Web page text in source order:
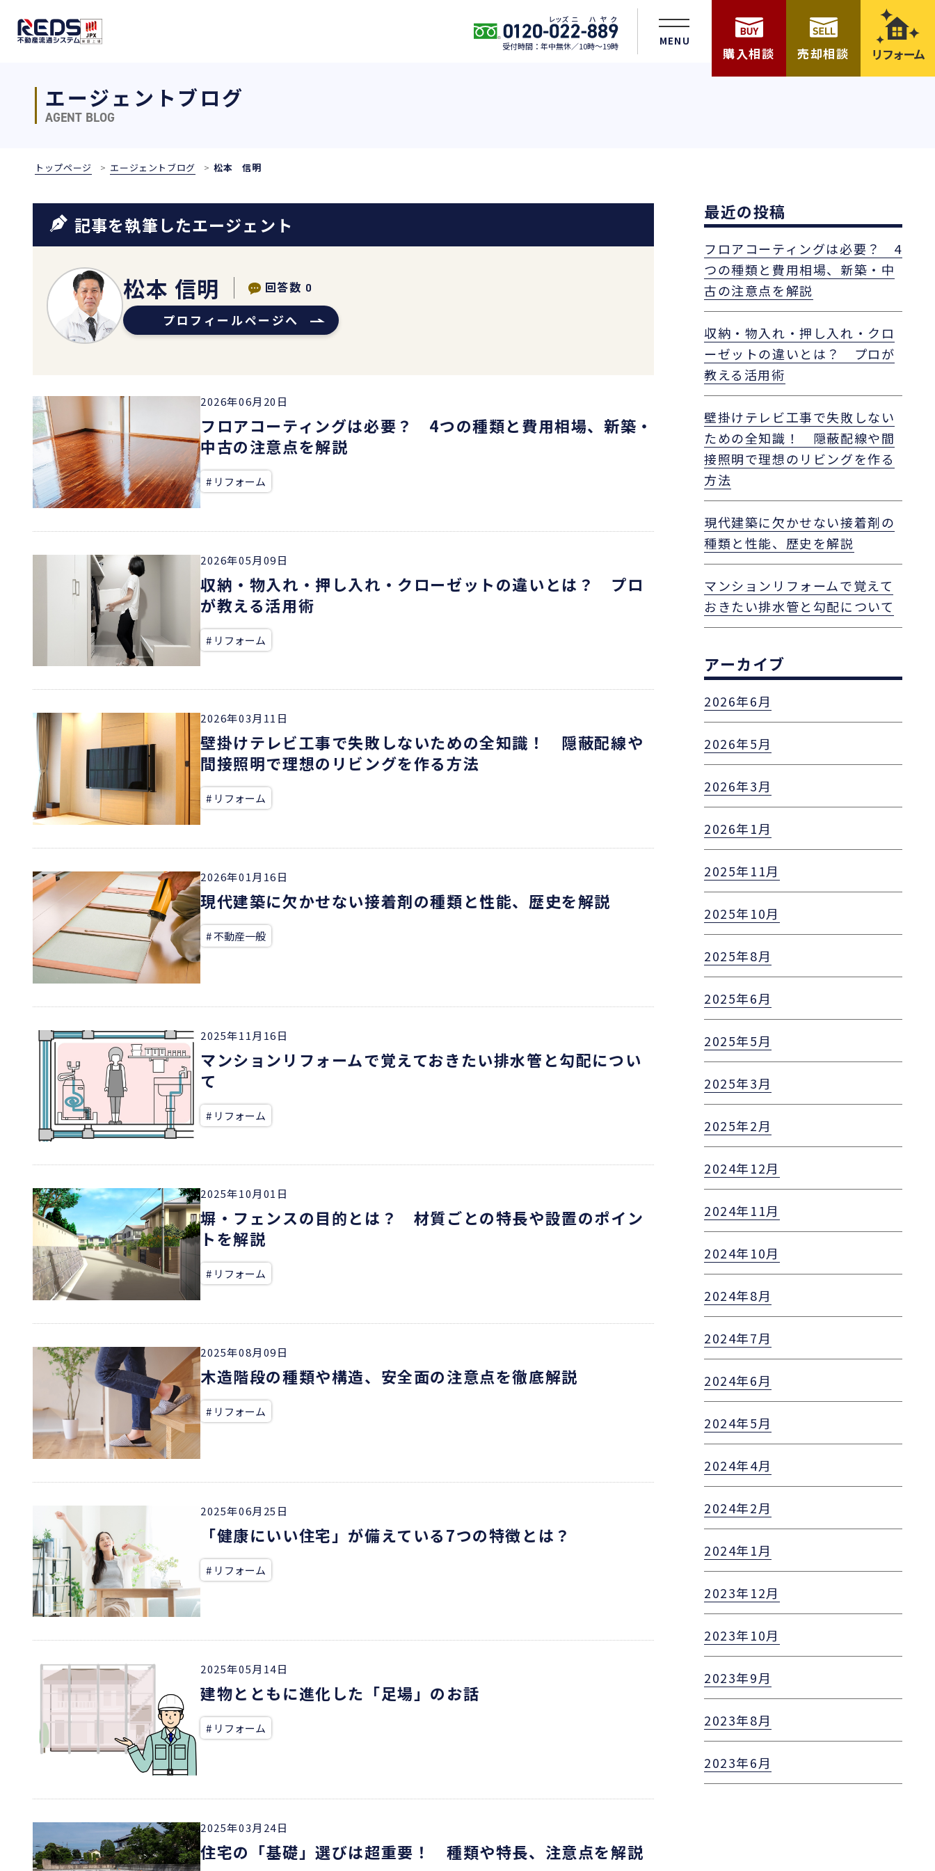
受付時間：年中無休／10時〜19時 MENU
購入相談 売却相談 リフォーム
エージェントブログ
AGENT BLOG
トップページ エージェントブログ 松本 信明
記事を執筆したエージェント
松本 信明 回答数 0
プロフィールページへ
2026年06月20日
フロアコーティングは必要？ 4つの種類と費用相場、新築・
中古の注意点を解説
# リフォーム
2026年05月09日
収納・物入れ・押し入れ・クローゼットの違いとは？ プロ
が教える活用術
# リフォーム
2026年03月11日
壁掛けテレビ工事で失敗しないための全知識！ 隠蔽配線や
間接照明で理想のリビングを作る方法
# リフォーム
2026年01月16日
現代建築に欠かせない接着剤の種類と性能、歴史を解説
# 不動産一般
2025年11月16日
マンションリフォームで覚えておきたい排水管と勾配につい
て
# リフォーム
2025年10月01日
塀・フェンスの目的とは？ 材質ごとの特長や設置のポイン
トを解説
# リフォーム
2025年08月09日
木造階段の種類や構造、安全面の注意点を徹底解説
# リフォーム
2025年06月25日
「健康にいい住宅」が備えている7つの特徴とは？
# リフォーム
2025年05月14日
建物とともに進化した「足場」のお話
# リフォーム
2025年03月24日
住宅の「基礎」選びは超重要！ 種類や特長、注意点を解説
最近の投稿
フロアコーティングは必要？ 4
つの種類と費用相場、新築・中
古の注意点を解説
収納・物入れ・押し入れ・クロ
ーゼットの違いとは？ プロが
教える活用術
壁掛けテレビ工事で失敗しない
ための全知識！ 隠蔽配線や間
接照明で理想のリビングを作る
方法
現代建築に欠かせない接着剤の
種類と性能、歴史を解説
マンションリフォームで覚えて
おきたい排水管と勾配について
アーカイブ
2026年6月
2026年5月
2026年3月
2026年1月
2025年11月
2025年10月
2025年8月
2025年6月
2025年5月
2025年3月
2025年2月
2024年12月
2024年11月
2024年10月
2024年8月
2024年7月
2024年6月
2024年5月
2024年4月
2024年2月
2024年1月
2023年12月
2023年10月
2023年9月
2023年8月
2023年6月